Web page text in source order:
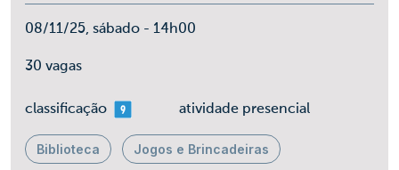
08/11/25, sábado - 14h00
30 vagas
classificaçãomais 09 atividade presencial
Biblioteca Jogos e Brincadeiras